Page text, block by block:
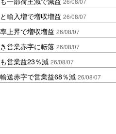
輸入増で増収増益 26/08/07
上昇で増収増益 26/08/07
営業赤字に転落 26/08/07
営業益23％減 26/08/07
送赤字で営業益68％減 26/08/07